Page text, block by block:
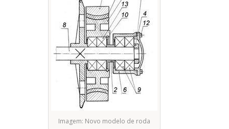
Imagem: Novo modelo de roda